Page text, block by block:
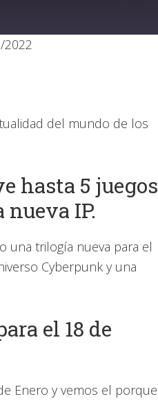
2022
del mundo de los
hasta 5 juegos
IP.
una trilogía nueva para el
Cyberpunk y una
el 18 de
Enero y vemos el porque